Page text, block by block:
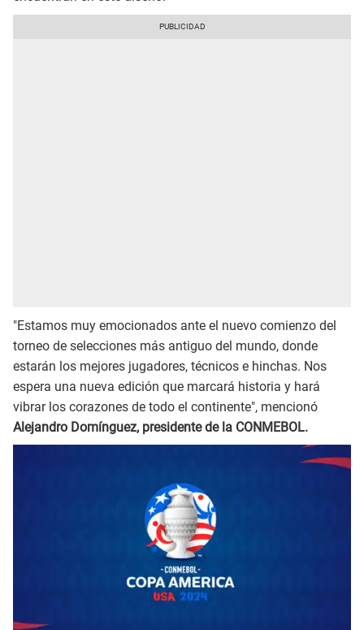
"Estamos muy emocionados ante el nuevo comienzo del
torneo de selecciones más antiguo del mundo, donde
estarán los mejores jugadores, técnicos e hinchas. Nos
espera una nueva edición que marcará historia y hará
vibrar los corazones de todo el continente", mencionó
Alejandro Domínguez, presidente de la CONMEBOL.